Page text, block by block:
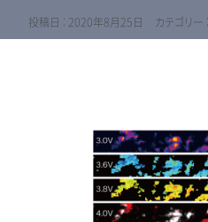
RAMAN顕微鏡オンライン見積
投稿日 : 2020年8月25日 カテゴリー :